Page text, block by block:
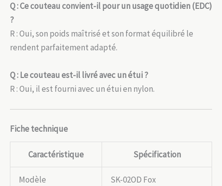
Q : Ce couteau convient-il pour un usage quotidien (EDC)
?
R : Oui, son poids maîtrisé et son format équilibré le
rendent parfaitement adapté.
Q : Le couteau est-il livré avec un étui ?
R : Oui, il est fourni avec un étui en nylon.
Fiche technique
Caractéristique Spécification
Modèle SK-02OD Fox